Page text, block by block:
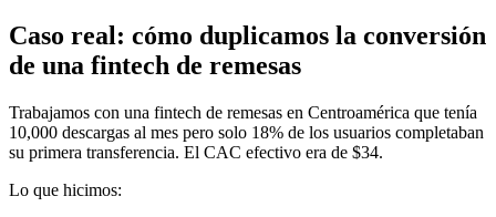
Caso real: cómo duplicamos la conversión
de una fintech de remesas
Trabajamos con una fintech de remesas en Centroamérica que tenía
10,000 descargas al mes pero solo 18% de los usuarios completaban
su primera transferencia. El CAC efectivo era de $34.
Lo que hicimos: